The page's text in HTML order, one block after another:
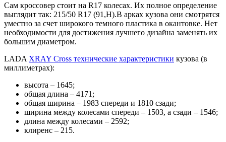
Сам кроссовер стоит на R17 колесах. Их полное определение
выглядит так: 215/50 R17 (91,H).В арках кузова они смотрятся
уместно за счет широкого темного пластика в окантовке. Нет
необходимости для достижения лучшего дизайна заменять их
большим диаметром.
LADA XRAY Cross технические характеристики кузова (в
миллиметрах):
высота – 1645;
общая длина – 4171;
общая ширина – 1983 спереди и 1810 сзади;
ширина между колесами спереди – 1503, а сзади – 1546;
длина между колесами – 2592;
клиренс – 215.